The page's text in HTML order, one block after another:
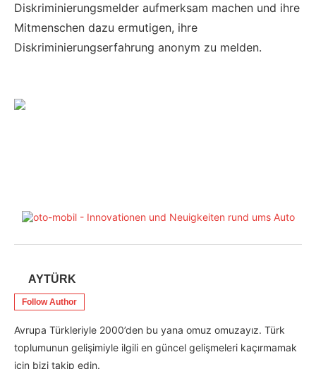
Diskriminierungsmelder aufmerksam machen und ihre
Mitmenschen dazu ermutigen, ihre
Diskriminierungserfahrung anonym zu melden.
AYTÜRK
Follow Author
Avrupa Türkleriyle 2000’den bu yana omuz omuzayız. Türk
toplumunun gelişimiyle ilgili en güncel gelişmeleri kaçırmamak
için bizi takip edin.